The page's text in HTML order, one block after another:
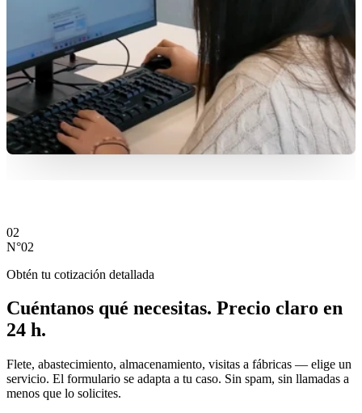
02
N°02
Obtén tu cotización detallada
Cuéntanos qué necesitas. Precio claro en
24 h.
Flete, abastecimiento, almacenamiento, visitas a fábricas — elige un
servicio. El formulario se adapta a tu caso. Sin spam, sin llamadas a
menos que lo solicites.